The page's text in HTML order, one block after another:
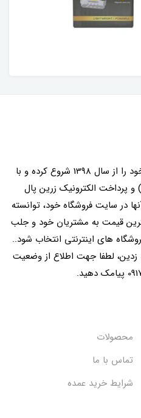
فروشگاه آنلاین عادل لند فعالیت خود را از سال 1398 شروع کرده و با
و پرداخت الکترونیک زرین پال
در سایت فروشگاه خود، توانسته
قیمت به مشتریان خود و جلب
های اینترنتی انتخاب شود..
لطفا جهت اطلاع از وضعیت
محصولات
تماس با ما
شرایط خرید عمده